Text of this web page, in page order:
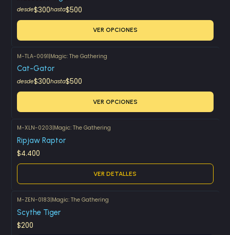
desde$300hasta$500
VER OPCIONES
M-TLA-0091|Magic: The Gathering
Cat-Gator
desde$300hasta$500
VER OPCIONES
Agotado
M-XLN-0203|Magic: The Gathering
Ripjaw Raptor
$4.400
VER DETALLES
M-ZEN-0183|Magic: The Gathering
Scythe Tiger
$200